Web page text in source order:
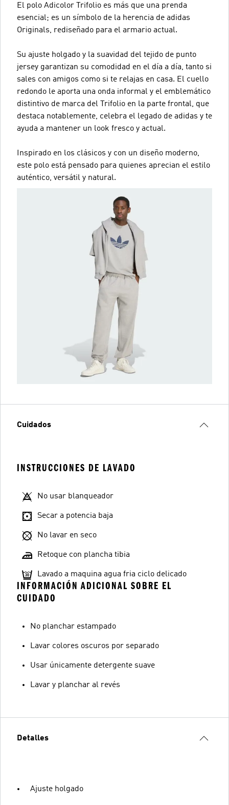
El polo Adicolor Trifolio es más que una prenda
esencial; es un símbolo de la herencia de adidas
Originals, rediseñado para el armario actual.
Su ajuste holgado y la suavidad del tejido de punto
jersey garantizan su comodidad en el día a día, tanto si
sales con amigos como si te relajas en casa. El cuello
redondo le aporta una onda informal y el emblemático
distintivo de marca del Trifolio en la parte frontal, que
destaca notablemente, celebra el legado de adidas y te
ayuda a mantener un look fresco y actual.
Inspirado en los clásicos y con un diseño moderno,
este polo está pensado para quienes aprecian el estilo
auténtico, versátil y natural.
Cuidados
INSTRUCCIONES DE LAVADO
No usar blanqueador
Secar a potencia baja
No lavar en seco
Retoque con plancha tibia
Lavado a maquina agua fria ciclo delicado
INFORMACIÓN ADICIONAL SOBRE EL
CUIDADO
No planchar estampado
Lavar colores oscuros por separado
Usar únicamente detergente suave
Lavar y planchar al revés
Detalles
Ajuste holgado